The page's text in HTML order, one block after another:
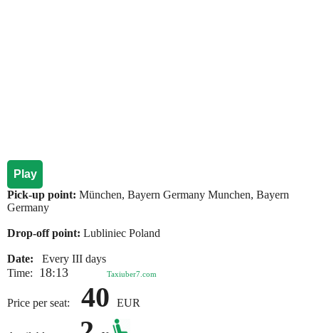
Play
Pick-up point: München, Bayern Germany Munchen, Bayern
Germany
Drop-off point: Lubliniec Poland
Date:
Every III days
Time:
18:13 Taxiuber7.com
Price per seat: 40 EUR